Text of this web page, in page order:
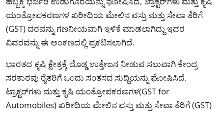
ಯಂತ್ರೋಪಕರಣಗಳ ಖರೀದಿಯ ಮೇಲಿನ ವಸ್ತು ಮತ್ತು ಸೇವಾ ತೆರಿಗೆ
(GST) ದರವನ್ನು ಗಣನೀಯವಾಗಿ ಇಳಿಕೆ ಮಾಡಲಾಗಿದ್ದು ಇದರ
ವಿವರವನ್ನು ಈ ಅಂಕಣದಲ್ಲಿ ಪ್ರಕಟಿಸಲಾಗಿದೆ.
ಭಾರತದ ಕೃಷಿ ಕ್ಷೇತ್ರಕ್ಕೆ ದೊಡ್ಡ ಉತ್ತೇಜನ ನೀಡುವ ಸಲುವಾಗಿ ಕೇಂದ್ರ
ಸರಕಾರವು ರೈತರಿಗೆ ಒಂದು ಸಂತಸದ ಸುದ್ದಿಯನ್ನು ಘೋಷಿಸಿದೆ.
ಟ್ರಾಕ್ಟರ್‌ಗಳು ಮತ್ತು ಕೃಷಿ ಯಂತ್ರೋಪಕರಣಗಳ(GST for
Automobiles) ಖರೀದಿಯ ಮೇಲಿನ ವಸ್ತು ಮತ್ತು ಸೇವಾ ತೆರಿಗೆ (GST)